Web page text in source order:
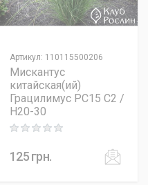
Артикул: 110115500206
Мискантус
китайская(ий)
Грацилимус PC15 C2 /
H20-30
Rating: 0 out of 5
125грн.